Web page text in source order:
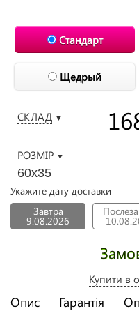
Стандарт
Щедрый
СКЛАД ▼
РОЗМІР ▼
60х35
Укажите дату доставки
Завтра
9.08.2026
Купити в
Опис Гарантія